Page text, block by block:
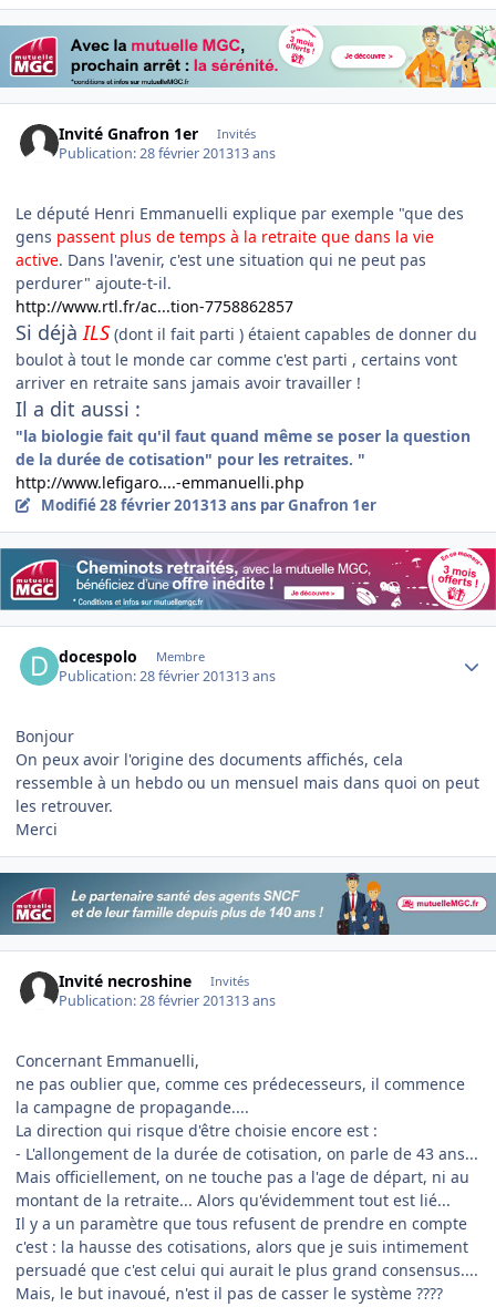
Invité Gnafron 1er Invités
Publication:28 février 201313 ans
Le député Henri Emmanuelli explique par exemple "que des
gens passent plus de temps à la retraite que dans la vie
active. Dans l'avenir, c'est une situation qui ne peut pas
perdurer" ajoute-t-il.
http://www.rtl.fr/ac...tion-7758862857
Si déjàILS (dont il fait parti ) étaient capables de donner du
boulot à tout le monde car comme c'est parti , certains vont
arriver en retraite sans jamais avoir travailler !
Il a dit aussi :
"la biologie fait qu'il faut quand même se poser la question
de la durée de cotisation" pour les retraites. "
http://www.lefigaro....-emmanuelli.php
Modifié28 février 201313 ans par Gnafron 1er
docespolo Membre
Publication:28 février 201313 ans
Bonjour
On peux avoir l'origine des documents affichés, cela
ressemble à un hebdo ou un mensuel mais dans quoi on peut
les retrouver.
Merci
Invité necroshine Invités
Publication:28 février 201313 ans
Concernant Emmanuelli,
ne pas oublier que, comme ces prédecesseurs, il commence
la campagne de propagande....
La direction qui risque d'être choisie encore est :
- L'allongement de la durée de cotisation, on parle de 43 ans...
Mais officiellement, on ne touche pas a l'age de départ, ni au
montant de la retraite... Alors qu'évidemment tout est lié...
Il y a un paramètre que tous refusent de prendre en compte
c'est : la hausse des cotisations, alors que je suis intimement
persuadé que c'est celui qui aurait le plus grand consensus....
Mais, le but inavoué, n'est il pas de casser le système ????